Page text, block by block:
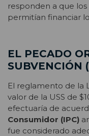
responden a que
permitían financiar
EL PECADO
SUBVENCIÓN
El reglamento de la
valor de la USS de
efectuaría de
Consumidor (IPC)
fue considerado